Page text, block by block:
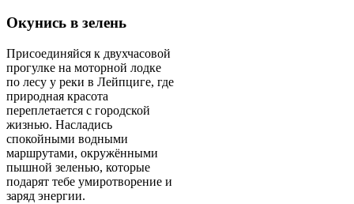
Окунись в зелень
Присоединяйся к двухчасовой
прогулке на моторной лодке
по лесу у реки в Лейпциге, где
природная красота
переплетается с городской
жизнью. Насладись
спокойными водными
маршрутами, окружёнными
пышной зеленью, которые
подарят тебе умиротворение и
заряд энергии.